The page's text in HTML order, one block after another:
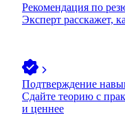
Рекомендация по
Эксперт расскажет,
Подтверждение
Сдайте теорию с
и ценнее